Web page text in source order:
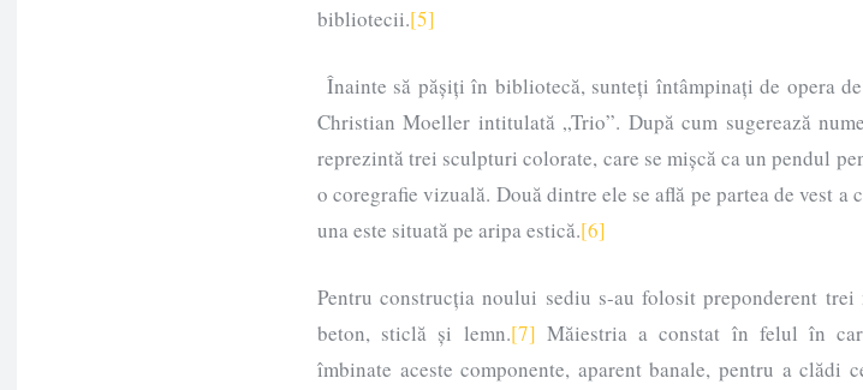
bibliotecii.[5]
Înainte să pășiți în bibliotecă, sunteți întâmpinați de opera
Christian Moeller intitulată „Trio”. După cum sugerează
reprezintă trei sculpturi colorate, care se mișcă ca un pendul
o coregrafie vizuală. Două dintre ele se află pe partea de vest a
una este situată pe aripa estică.[6]
Pentru construcția noului sediu s-au folosit preponderent trei
beton, sticlă și lemn.[7] Măiestria a constat în felul în
îmbinate aceste componente, aparent banale, pentru a clădi